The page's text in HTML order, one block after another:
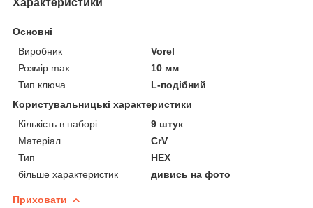
Основні
Виробник
Vorel
Розмір max
10 мм
Тип ключа
L-подібний
Користувальницькі характеристики
Кількість в наборі
9 штук
Матеріал
CrV
Тип
НЕХ
більше характеристик
дивись на фото
Приховати